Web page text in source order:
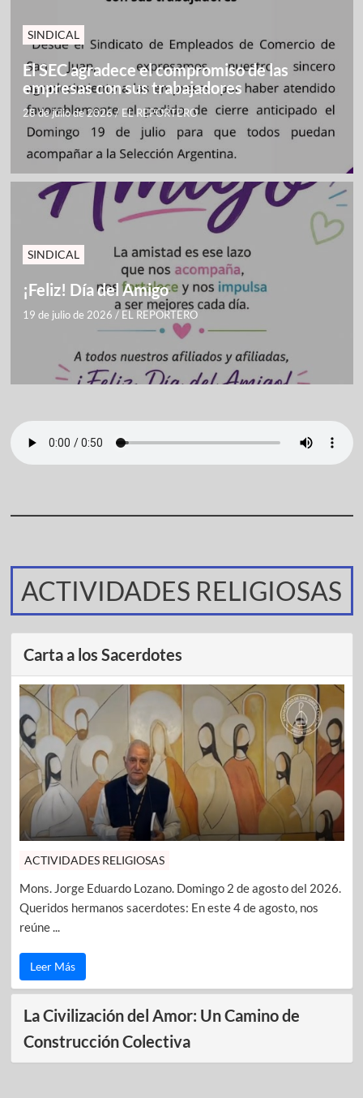
SINDICAL
El SEC agradece el compromiso de las
empresas con sus trabajadores
28 de julio de 2026/ EL REPORTERO
SINDICAL
¡Feliz! Día del Amigo
19 de julio de 2026 / EL REPORTERO
ACTIVIDADES RELIGIOSAS
Carta a los Sacerdotes
ACTIVIDADES RELIGIOSAS
Mons. Jorge Eduardo Lozano. Domingo 2 de agosto del 2026.
Queridos hermanos sacerdotes: En este 4 de agosto, nos
reúne ...
Leer Más
La Civilización del Amor: Un Camino de
Construcción Colectiva